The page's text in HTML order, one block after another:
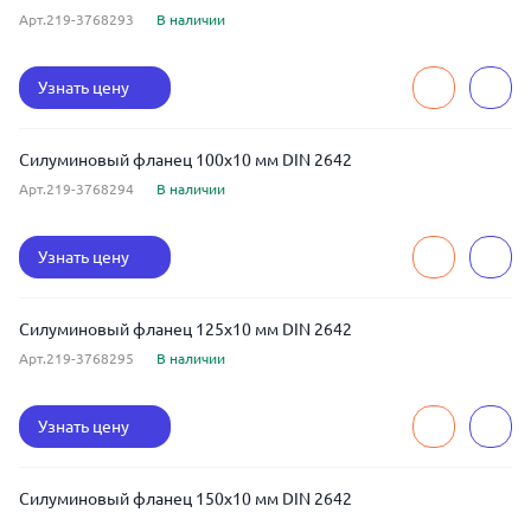
Арт.219-3768293 В наличии
Узнать цену
Силуминовый фланец 100x10 мм DIN 2642
Арт.219-3768294 В наличии
Узнать цену
Силуминовый фланец 125x10 мм DIN 2642
Арт.219-3768295 В наличии
Узнать цену
Силуминовый фланец 150x10 мм DIN 2642